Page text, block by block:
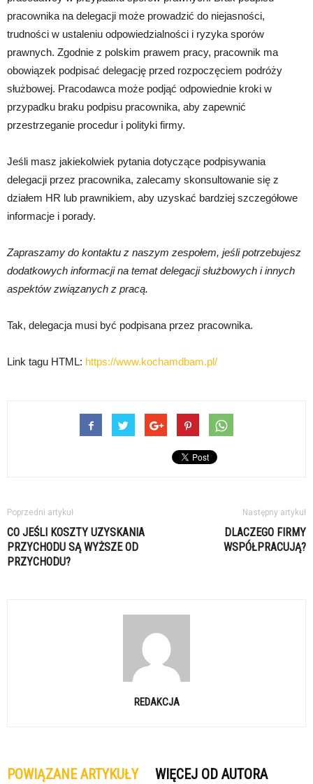
pracownika na delegacji może prowadzić do niejasności,
trudności w ustaleniu odpowiedzialności i ryzyka sporów
prawnych. Zgodnie z polskim prawem pracy, pracownik ma
obowiązek podpisać delegację przed rozpoczęciem podróży
służbowej. Pracodawca może podjąć odpowiednie kroki w
przypadku braku podpisu pracownika, aby zapewnić
przestrzeganie procedur i polityki firmy.
Jeśli masz jakiekolwiek pytania dotyczące podpisywania
delegacji przez pracownika, zalecamy skonsultowanie się z
działem HR lub prawnikiem, aby uzyskać bardziej szczegółowe
informacje i porady.
Zapraszamy do kontaktu z naszym zespołem, jeśli potrzebujesz
dodatkowych informacji na temat delegacji służbowych i innych
aspektów związanych z pracą.
Tak, delegacja musi być podpisana przez pracownika.
Link tagu HTML: https://www.kochamdbam.pl/
Poprzedni artykuł
CO JEŚLI KOSZTY UZYSKANIA
PRZYCHODU SĄ WYŻSZE OD
PRZYCHODU?
Następny artykuł
DLACZEGO FIRMY
WSPÓŁPRACUJĄ?
REDAKCJA
POWIĄZANE ARTYKUŁY WIĘCEJ OD AUTORA